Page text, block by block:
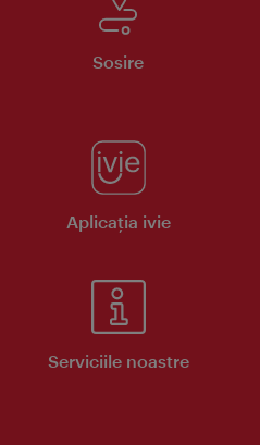
Sosire
Aplicaţia ivie
Serviciile noastre